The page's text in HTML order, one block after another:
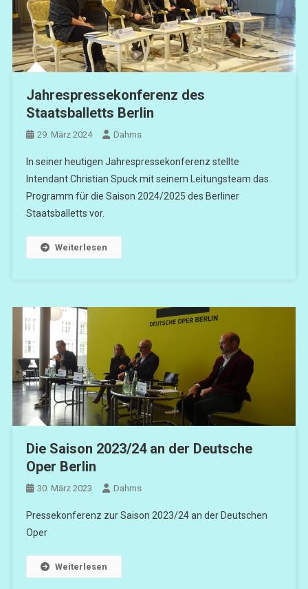
Jahrespressekonferenz des
Staatsballetts Berlin
29. März 2024 Dahms
In seiner heutigen Jahrespressekonferenz stellte
Intendant Christian Spuck mit seinem Leitungsteam das
Programm für die Saison 2024/2025 des Berliner
Staatsballetts vor.
Weiterlesen
Die Saison 2023/24 an der Deutsche
Oper Berlin
30. März 2023 Dahms
Pressekonferenz zur Saison 2023/24 an der Deutschen
Oper
Weiterlesen